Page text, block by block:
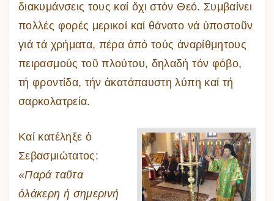
διακυμάνσεις τους καί ὄχι στόν Θεό. Συμβαίνει
πολλές φορές μερικοί καί θάνατο νά ὑποστοῦν
γιά τά χρήματα, πέρα ἀπό τούς ἀναρίθμητους
πειρασμούς τοῦ πλούτου, δηλαδή τόν φόβο,
τή φροντίδα, τήν ἀκατάπαυστη λύπη καί τή
σαρκολατρεία.
Καί κατέληξε ὁ
Σεβασμιώτατος:
«Παρά ταῦτα
ὁλάκερη ἡ σημερινή